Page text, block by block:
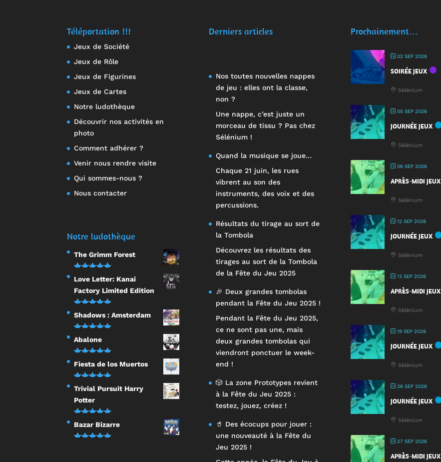
Téléportation !!!
Jeux de Société
Jeux de Rôle
Jeux de Figurines
Jeux de Cartes
Notre ludothèque
Découvrir nos activités en
photo
Comment adhérer ?
Venir nous rendre visite
Qui sommes-nous ?
Nous contacter
Notre ludothèque
The Grimm Forest
Note 5.00
sur 5
Love Letter: Kanai
Factory Limited Edition
Note5.00
sur 5
Shadows : Amsterdam
Note5.00
sur 5
Abalone
Note5.00
sur 5
Fiesta de los Muertos
Note5.00
sur 5
Trivial Pursuit Harry
Potter
Note5.00
sur 5
Bazar Bizarre
Derniers articles
Nos toutes nouvelles nappes
de jeu : elles ont la classe,
non ?
Une nappe, c’est juste un
morceau de tissu ? Pas chez
Sélénium !
Quand la musique se joue…
Chaque 21 juin, les rues
vibrent au son des
instruments, des voix et des
percussions.
Résultats du tirage au sort de
la Tombola
Découvrez les résultats des
tirages au sort de la Tombola
de la Fête du Jeu 2025
🎉 Deux grandes tombolas
pendant la Fête du Jeu 2025 !
Pendant la Fête du Jeu 2025,
ce ne sont pas une, mais
deux grandes tombolas qui
viendront ponctuer le week-
end !
🎲 La zone Prototypes revient
à la Fête du Jeu 2025 :
testez, jouez, créez !
🥤 Des écocups pour jouer :
une nouveauté à la Fête du
Jeu 2025 !
Prochainement…
02 SEP 2026
SOIRÉE JEUX
Sélénium
05 SEP 2026
JOURNÉE JEUX
Sélénium
06 SEP 2026
APRÈS-MIDI JEUX
Sélénium
12 SEP 2026
JOURNÉE JEUX
Sélénium
13 SEP 2026
APRÈS-MIDI JEUX
Sélénium
19 SEP 2026
JOURNÉE JEUX
Sélénium
26 SEP 2026
JOURNÉE JEUX
Sélénium
27 SEP 2026
APRÈS-MIDI JEUX